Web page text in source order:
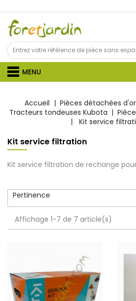
MENU
Accueil Pièces détachées
Tracteurs tondeuses Kubota
Kit service
Kit service filtration
Kit service filtration de rechange
Pertinence
Affichage 1-7 de 7 article(s)